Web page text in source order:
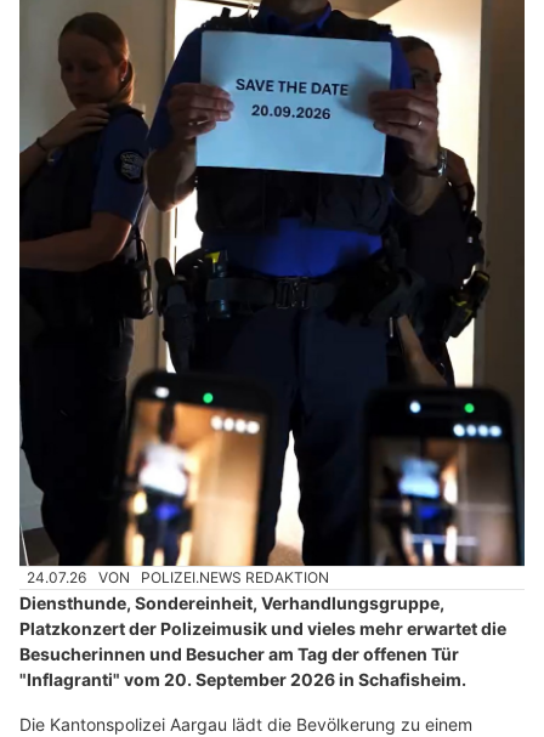
24.07.26 VON POLIZEI.NEWS REDAKTION
Diensthunde, Sondereinheit, Verhandlungsgruppe,
Platzkonzert der Polizeimusik und vieles mehr erwartet die
Besucherinnen und Besucher am Tag der offenen Tür
"Inflagranti" vom 20. September 2026 in Schafisheim.
Die Kantonspolizei Aargau lädt die Bevölkerung zu einem